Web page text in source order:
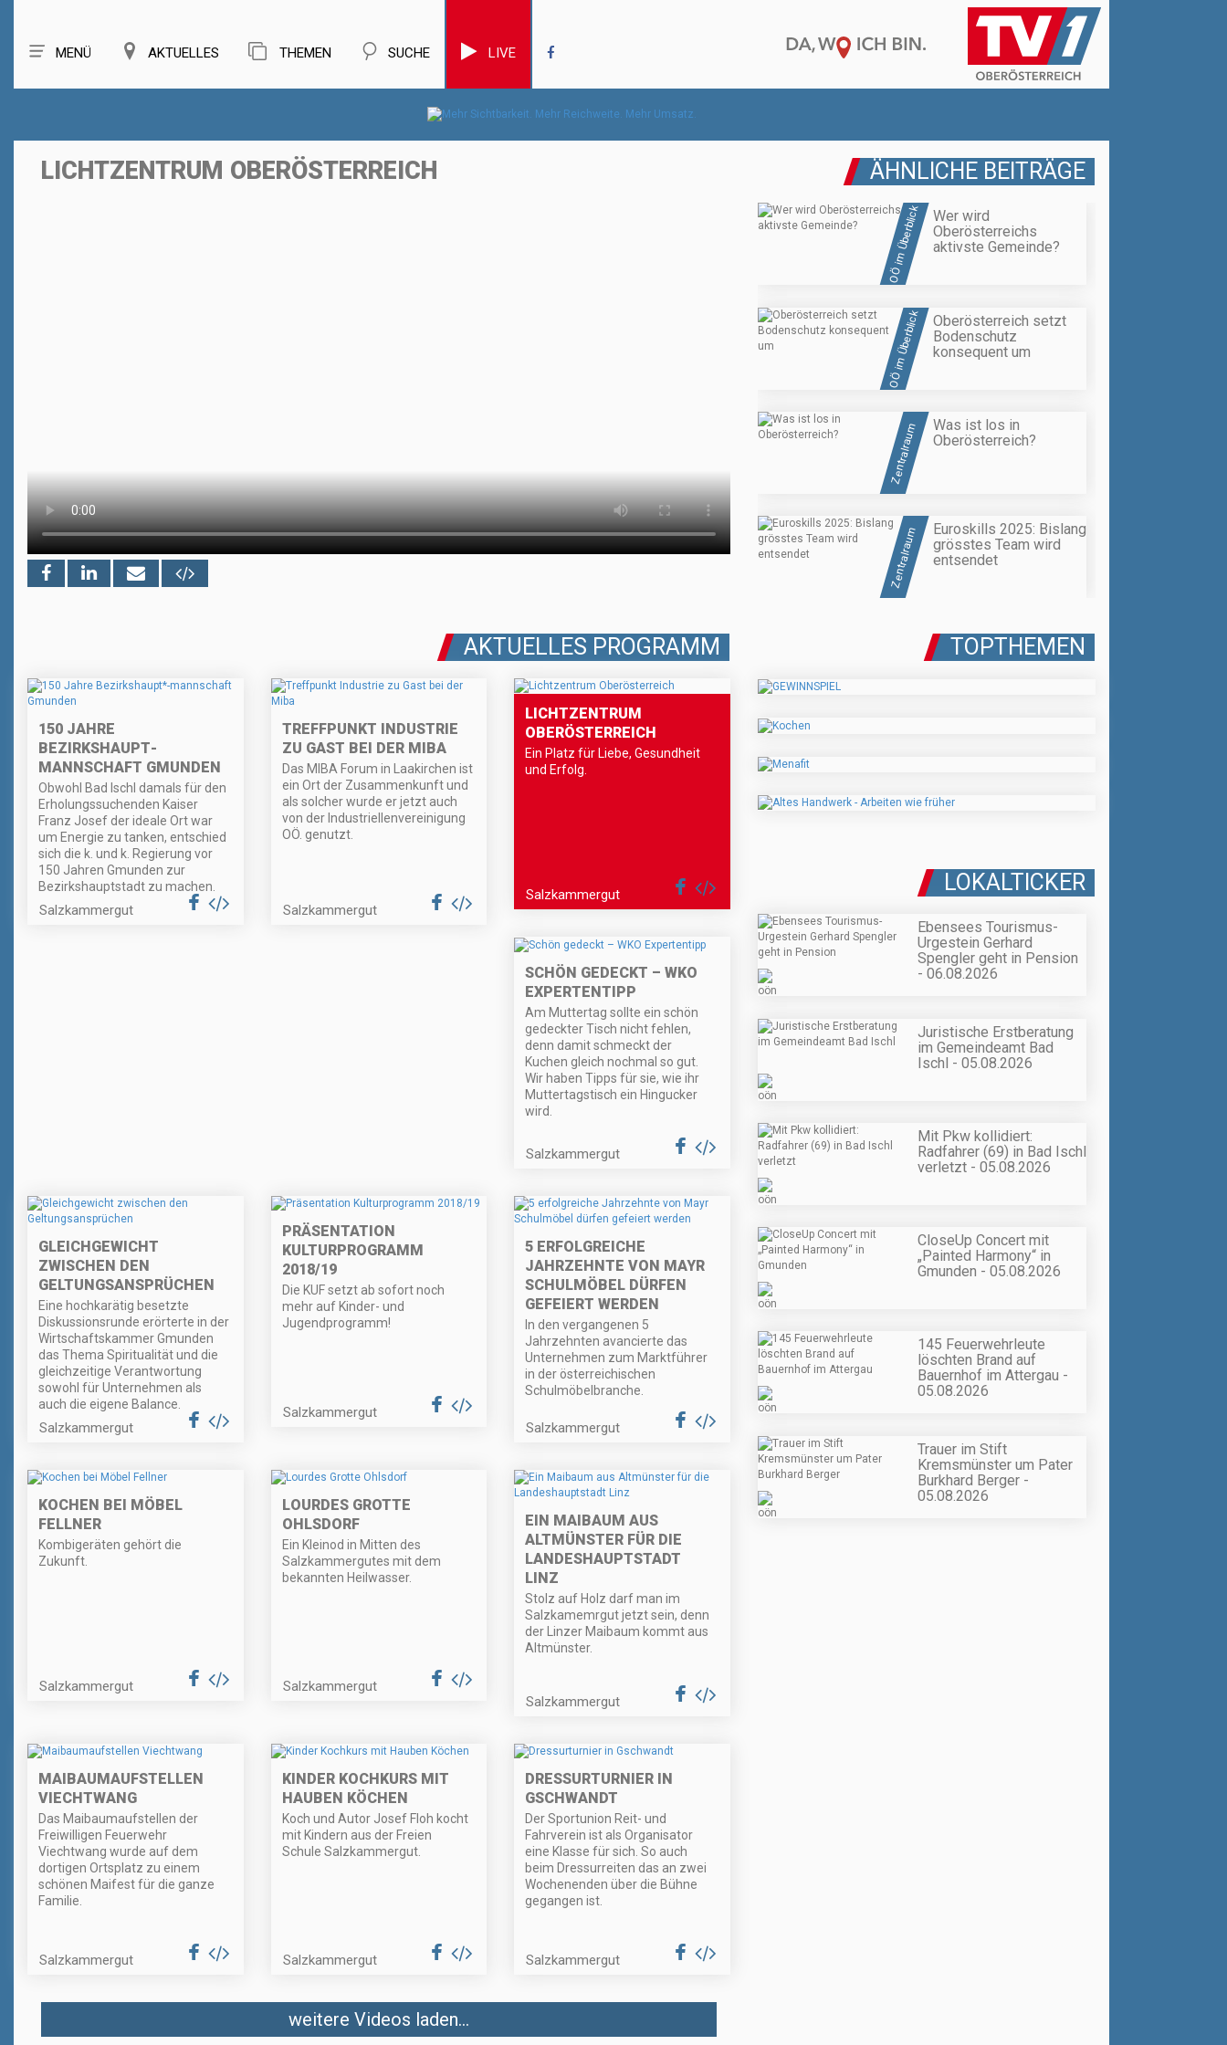
MENÜ AKTUELLES THEMEN SUCHE LIVE
LICHTZENTRUM OBERÖSTERREICH ÄHNLICHE BEITRÄGE
OÖ im Überblick
Wer wird
Oberösterreichs
aktivste Gemeinde?
OÖ im Überblick
Oberösterreich setzt
Bodenschutz
konsequent um
Zentralraum
Was ist los in
Oberösterreich?
Zentralraum
Euroskills 2025: Bislang
grösstes Team wird
entsendet
AKTUELLES PROGRAMM
150 JAHRE
BEZIRKSHAUPT-
MANNSCHAFT GMUNDEN
Obwohl Bad Ischl damals für den
Erholungssuchenden Kaiser
Franz Josef der ideale Ort war
um Energie zu tanken, entschied
sich die k. und k. Regierung vor
150 Jahren Gmunden zur
Bezirkshauptstadt zu machen.
Salzkammergut
TREFFPUNKT INDUSTRIE
ZU GAST BEI DER MIBA
Das MIBA Forum in Laakirchen ist
ein Ort der Zusammenkunft und
als solcher wurde er jetzt auch
von der Industriellenvereinigung
OÖ. genutzt.
Salzkammergut
LICHTZENTRUM
OBERÖSTERREICH
Ein Platz für Liebe, Gesundheit
und Erfolg.
Salzkammergut
SCHÖN GEDECKT – WKO
EXPERTENTIPP
Am Muttertag sollte ein schön
gedeckter Tisch nicht fehlen,
denn damit schmeckt der
Kuchen gleich nochmal so gut.
Wir haben Tipps für sie, wie ihr
Muttertagstisch ein Hingucker
wird.
Salzkammergut
GLEICHGEWICHT
ZWISCHEN DEN
GELTUNGSANSPRÜCHEN
Eine hochkarätig besetzte
Diskussionsrunde erörterte in der
Wirtschaftskammer Gmunden
das Thema Spiritualität und die
gleichzeitige Verantwortung
sowohl für Unternehmen als
auch die eigene Balance.
Salzkammergut
PRÄSENTATION
KULTURPROGRAMM
2018/19
Die KUF setzt ab sofort noch
mehr auf Kinder- und
Jugendprogramm!
Salzkammergut
5 ERFOLGREICHE
JAHRZEHNTE VON MAYR
SCHULMÖBEL DÜRFEN
GEFEIERT WERDEN
In den vergangenen 5
Jahrzehnten avancierte das
Unternehmen zum Marktführer
in der österreichischen
Schulmöbelbranche.
Salzkammergut
KOCHEN BEI MÖBEL
FELLNER
Kombigeräten gehört die
Zukunft.
Salzkammergut
LOURDES GROTTE
OHLSDORF
Ein Kleinod in Mitten des
Salzkammergutes mit dem
bekannten Heilwasser.
Salzkammergut
EIN MAIBAUM AUS
ALTMÜNSTER FÜR DIE
LANDESHAUPTSTADT
LINZ
Stolz auf Holz darf man im
Salzkamemrgut jetzt sein, denn
der Linzer Maibaum kommt aus
Altmünster.
Salzkammergut
MAIBAUMAUFSTELLEN
VIECHTWANG
Das Maibaumaufstellen der
Freiwilligen Feuerwehr
Viechtwang wurde auf dem
dortigen Ortsplatz zu einem
schönen Maifest für die ganze
Familie.
Salzkammergut
KINDER KOCHKURS MIT
HAUBEN KÖCHEN
Koch und Autor Josef Floh kocht
mit Kindern aus der Freien
Schule Salzkammergut.
Salzkammergut
DRESSURTURNIER IN
GSCHWANDT
Der Sportunion Reit- und
Fahrverein ist als Organisator
eine Klasse für sich. So auch
beim Dressurreiten das an zwei
Wochenenden über die Bühne
gegangen ist.
Salzkammergut
weitere Videos laden...
TOPTHEMEN
LOKALTICKER
Ebensees Tourismus-
Urgestein Gerhard
Spengler geht in Pension
- 06.08.2026
Juristische Erstberatung
im Gemeindeamt Bad
Ischl - 05.08.2026
Mit Pkw kollidiert:
Radfahrer (69) in Bad Ischl
verletzt - 05.08.2026
CloseUp Concert mit
„Painted Harmony“ in
Gmunden - 05.08.2026
145 Feuerwehrleute
löschten Brand auf
Bauernhof im Attergau -
05.08.2026
Trauer im Stift
Kremsmünster um Pater
Burkhard Berger -
05.08.2026